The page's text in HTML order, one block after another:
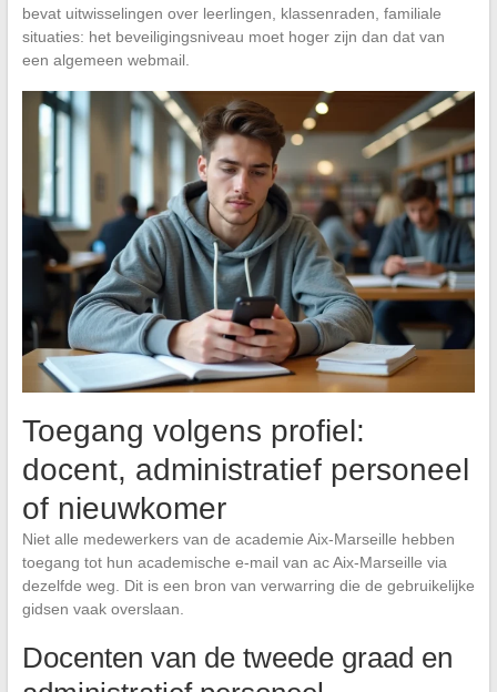
bevat uitwisselingen over leerlingen, klassenraden, familiale
situaties: het beveiligingsniveau moet hoger zijn dan dat van
een algemeen webmail.
Toegang volgens profiel:
docent, administratief personeel
of nieuwkomer
Niet alle medewerkers van de academie Aix-Marseille hebben
toegang tot hun academische e-mail van ac Aix-Marseille via
dezelfde weg. Dit is een bron van verwarring die de gebruikelijke
gidsen vaak overslaan.
Docenten van de tweede graad en